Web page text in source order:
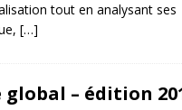
tout en analysant ses
[…]
– édition